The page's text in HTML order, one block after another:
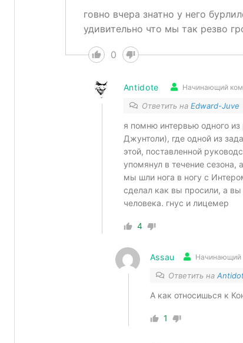
говно вчера знатно у него
удивительно что мы так резво
0
Antidote Начинающий
Ответить на Edward-Juve
я помню интервью одного из
Джунтоли), где одной из
этой, поставленной
упомянул в течение сезона,
мы шли нога в ногу с
сделал как вы просили, а
человека. гнус и лицемер
4
Assau Начинающий
Ответить на
А как относишься к
1